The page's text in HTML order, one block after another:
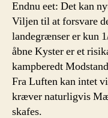
Endnu eet: Det kan
Viljen til at forsvare
landegrænser er kun
åbne Kyster er et
kampberedt
Fra Luften kan intet
kræver naturligvis
skafes.